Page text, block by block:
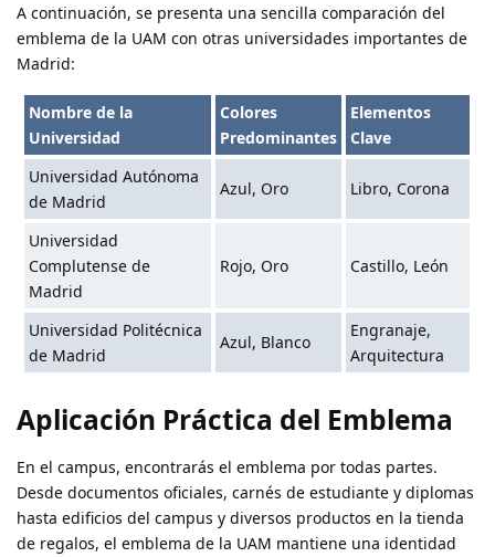
A continuación, se presenta una sencilla comparación del
emblema de la UAM con otras universidades importantes de
Madrid:
Nombre de la
Universidad
Colores
Predominantes
Elementos
Clave
Universidad Autónoma
de Madrid
Azul, Oro Libro, Corona
Universidad
Complutense de
Madrid
Rojo, Oro Castillo, León
Universidad Politécnica
de Madrid
Azul, Blanco
Engranaje,
Arquitectura
Aplicación Práctica del Emblema
En el campus, encontrarás el emblema por todas partes.
Desde documentos oficiales, carnés de estudiante y diplomas
hasta edificios del campus y diversos productos en la tienda
de regalos, el emblema de la UAM mantiene una identidad